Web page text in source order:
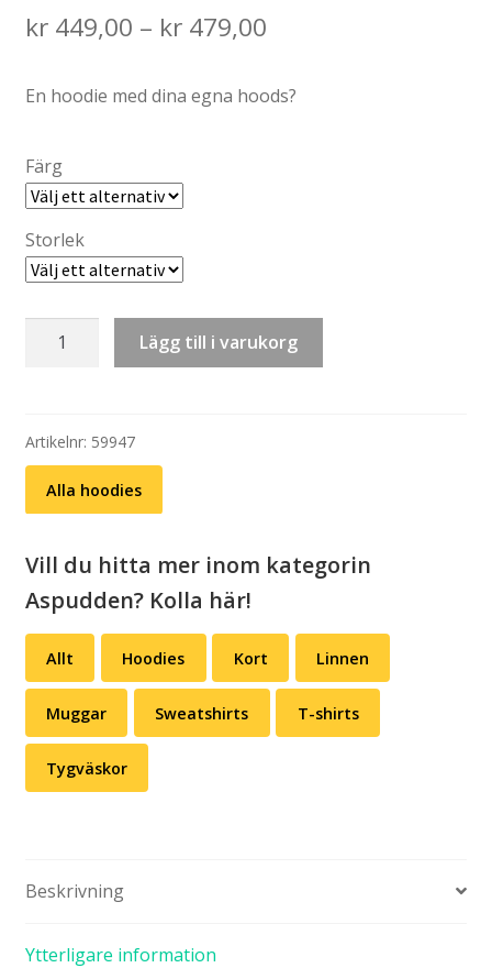
kr449,00 – kr479,00Price
kr 449,00
En hoodie med dina egna hoods?
Färg
Storlek
Hoodie:
grå)
mängd
Lägg till i varukorg
Artikelnr: 59947
Alla hoodies
Vill du hitta mer inom kategorin
Aspudden? Kolla här!
Allt Hoodies Kort Linnen
Muggar Sweatshirts T-shirts
Tygväskor
Beskrivning
Ytterligare information